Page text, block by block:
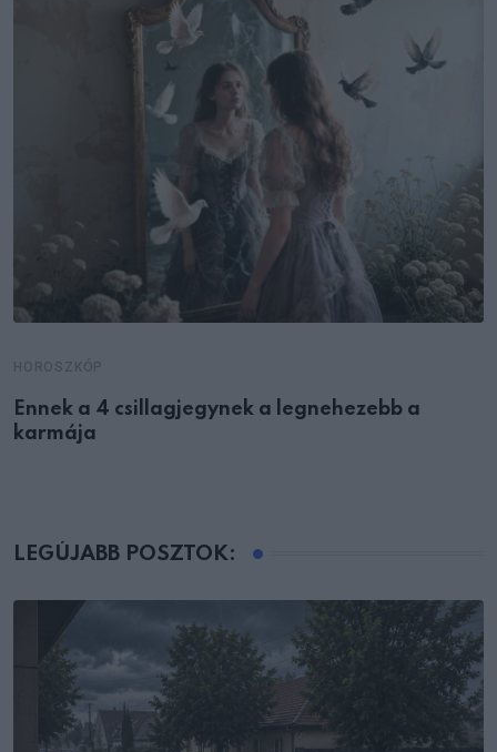
Ennek a 4 csillagjegynek a legnehezebb a
karmája
LEGÚJABB POSZTOK: